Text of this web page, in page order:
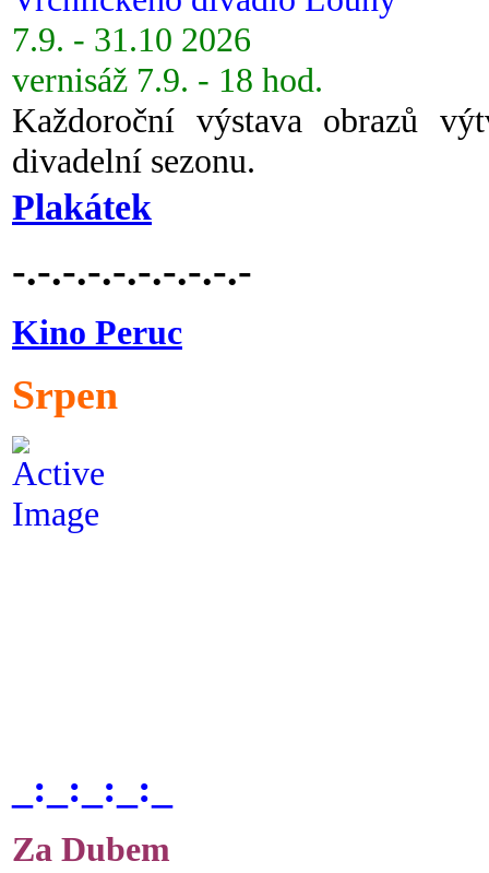
7.9. - 31.10 2026
vernisáž 7.9. - 18 hod.
Každoroční výstava obrazů
divadelní sezonu.
Plakátek
-.-.-.-.-.-.-.-.-.-
Kino Peruc
Srpen
_:_:_:_:_
Za Dubem